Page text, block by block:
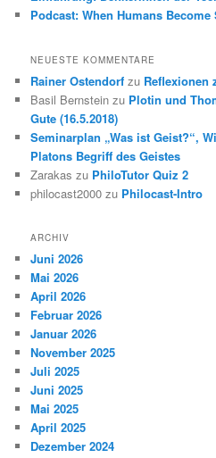
Podcast: When Humans Become
NEUESTE KOMMENTARE
Rainer Ostendorf zu Reflexionen
Basil Bernstein zu Plotin und
Gute (16.5.2018)
Seminarplan „Was ist Geist?“,
Platons Begriff des Geistes
Zarakas zu PhiloTutor Quiz 2
philocast2000 zu Philocast-Intro
ARCHIV
Juni 2026
Mai 2026
April 2026
Februar 2026
Januar 2026
November 2025
Juli 2025
Juni 2025
Mai 2025
April 2025
Dezember 2024